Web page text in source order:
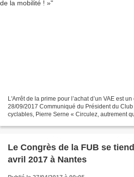
L'Arrêt de la prime pour l’achat d’un VAE est
28/09/2017 Communiqué du Président du
cyclables, Pierre Serne « Circulez, autrement
Le Congrès de la FUB se
avril 2017 à Nantes